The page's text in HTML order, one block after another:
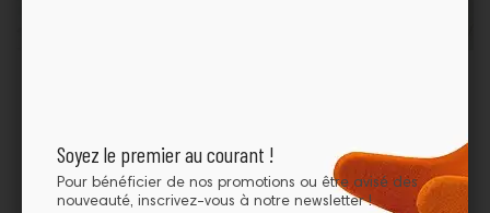
MEILLEURES VENTES
Soyez le premier au courant !
Pour bénéficier de nos promotions ou être avisé des
nouveauté, inscrivez-vous à notre newsletter !